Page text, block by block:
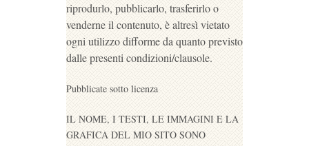
riprodurlo, pubblicarlo, trasferirlo o
venderne il contenuto, è altresì vietato
ogni utilizzo difforme da quanto previsto
dalle presenti condizioni/clausole.
Pubblicate sotto licenza
IL NOME, I TESTI, LE IMMAGINI E LA
GRAFICA DEL MIO SITO SONO